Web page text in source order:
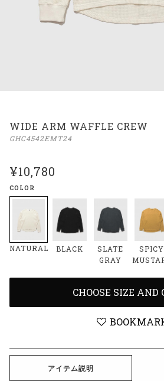
WIDE ARM WAFFLE CREW
GHC4542EMT24
¥10,780
COLOR
NATURAL BLACK
SLATE
GRAY
SPICY
CHOOSE SIZE AND
アイテム説明